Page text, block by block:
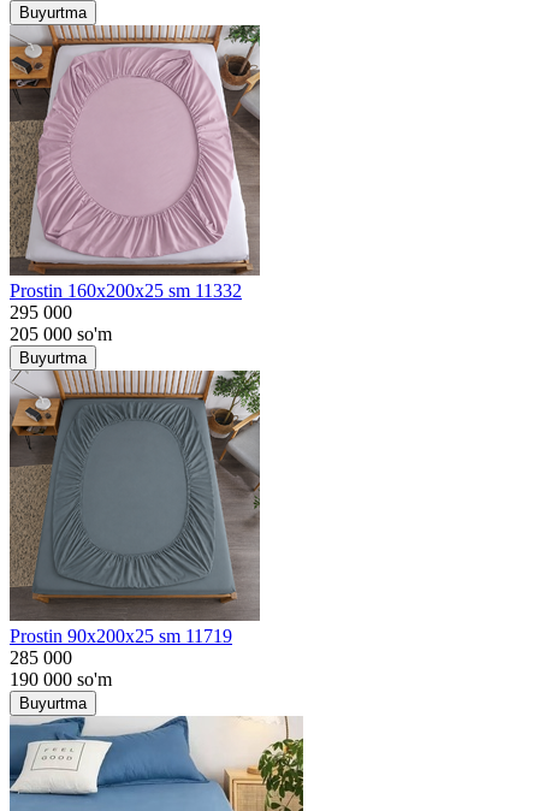
Buyurtma
Prostin 160x200x25 sm 11332
295 000
205 000 so'm
Buyurtma
Prostin 90x200x25 sm 11719
285 000
190 000 so'm
Buyurtma